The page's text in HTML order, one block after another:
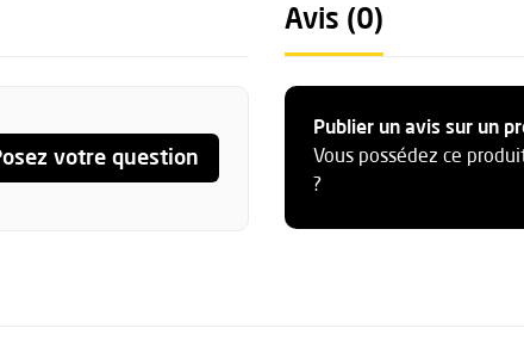
votre question
Avis (0)
Publier un avis sur un
Vous possédez ce
?